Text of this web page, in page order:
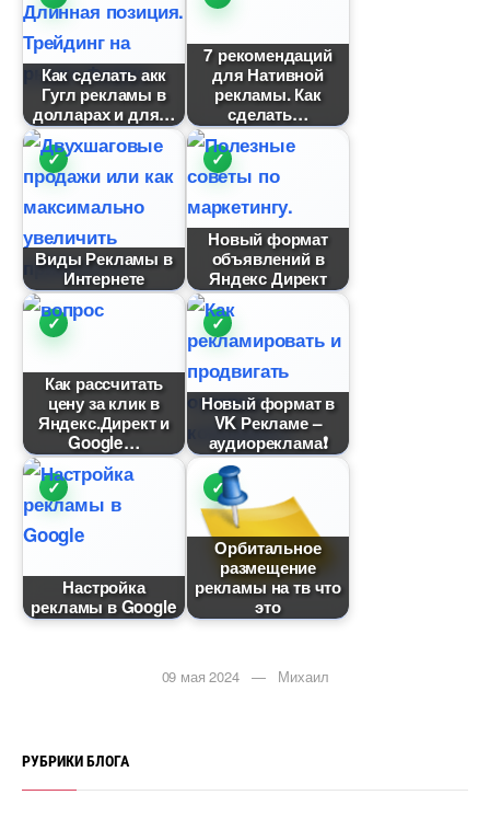
Как сделать акк
Гугл рекламы
долларах и для
7 рекомендаций
для Нативной
рекламы. Как
сделать
иды Рекламы
Интернете
Новый формат
объявлений
Яндекс Директ
Как рассчитать
цену за клик
Яндекс.Директ и
Google
Новый формат
VK Рекламе –
аудиореклама❗️
Настройка
рекламы в Google
Орбитальное
размещение
рекламы на тв что
это
09 мая 2024 — Михаил
РУБРИКИ БЛОГА